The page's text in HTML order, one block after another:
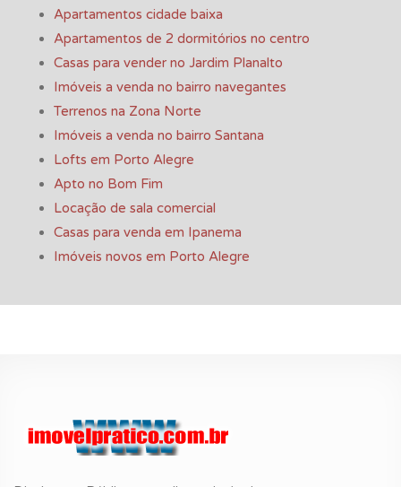
Apartamentos cidade baixa
Apartamentos de 2 dormitórios no centro
Casas para vender no Jardim Planalto
Imóveis a venda no bairro navegantes
Terrenos na Zona Norte
Imóveis a venda no bairro Santana
Lofts em Porto Alegre
Apto no Bom Fim
Locação de sala comercial
Casas para venda em Ipanema
Imóveis novos em Porto Alegre